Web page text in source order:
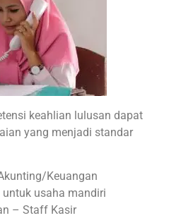
keahlian lulusan dapat
yang menjadi standar
Keuangan
usaha mandiri
– Staff Kasir